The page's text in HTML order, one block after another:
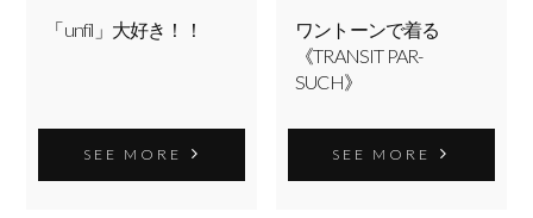
「unfil」大好き！！
SEE MORE
ワントーンで着る
《TRANSIT PAR-
SUCH》
SEE MORE